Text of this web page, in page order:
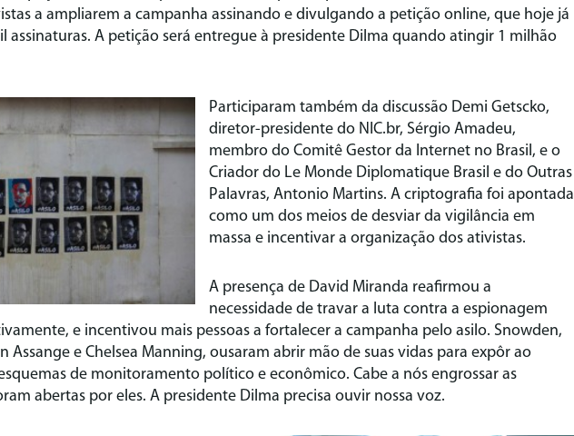
a ampliarem a campanha assinando e divulgando a petição online, que hoje já
assinaturas. A petição será entregue à presidente Dilma quando atingir 1 milhão
Participaram também da discussão Demi Getscko,
diretor-presidente do NIC.br, Sérgio Amadeu,
membro do Comitê Gestor da Internet no Brasil, e o
Criador do Le Monde Diplomatique Brasil e do Outras
Palavras, Antonio Martins. A criptografia foi apontada
como um dos meios de desviar da vigilância em
massa e incentivar a organização dos ativistas.
A presença de David Miranda reafirmou a
necessidade de travar a luta contra a espionagem
e incentivou mais pessoas a fortalecer a campanha pelo asilo. Snowden,
Assange e Chelsea Manning, ousaram abrir mão de suas vidas para expôr ao
de monitoramento político e econômico. Cabe a nós engrossar as
abertas por eles. A presidente Dilma precisa ouvir nossa voz.